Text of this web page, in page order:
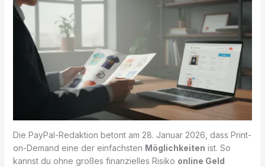
Die PayPal-Redaktion betont am 28. Januar 2026, dass Print-
on-Demand eine der einfachsten Möglichkeiten ist. So
kannst du ohne großes finanzielles Risiko online Geld